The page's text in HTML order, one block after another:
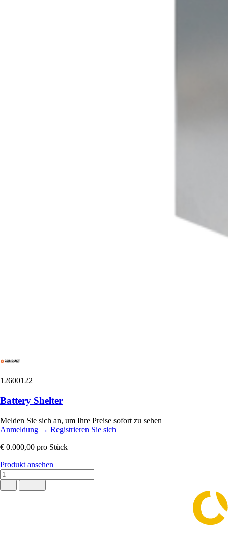
12600122
Battery Shelter
Melden Sie sich an, um Ihre Preise sofort zu sehen
Anmeldung → Registrieren Sie sich
€ 0.000,00 pro Stück
Produkt ansehen